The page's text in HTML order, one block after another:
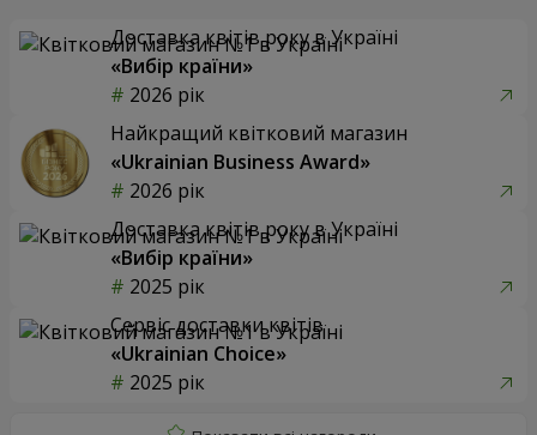
Доставка квітів року в Україні
«Вибір країни»
2026 рік
Найкращий квітковий магазин
«Ukrainian Business Award»
2026 рік
Доставка квітів року в Україні
«Вибір країни»
2025 рік
Сервіс доставки квітів
«Ukrainian Choice»
2025 рік